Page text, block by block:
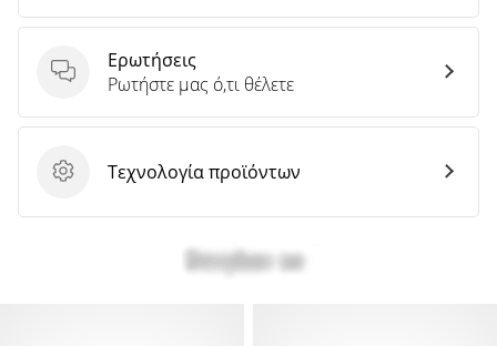
Ερωτήσεις
Ερωτήσεις
Ρωτήστε μας ό,τι θέλετε
Τεχνολογία προϊόντων
Τεχνολογία προϊόντων